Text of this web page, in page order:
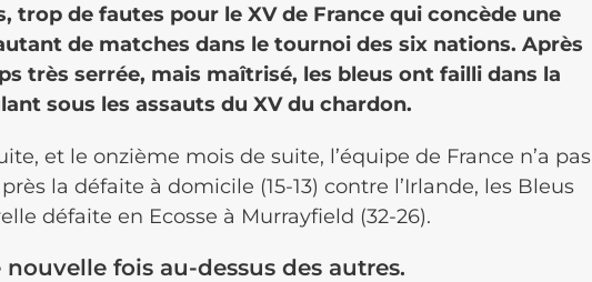
trop de fautes pour le XV de France qui concède une
de matches dans le tournoi des six nations. Après
très serrée, mais maîtrisé, les bleus ont failli dans la
sous les assauts du XV du chardon.
et le onzième mois de suite, l’équipe de France n’a pas
la défaite à domicile (15-13) contre l’Irlande, les Bleus
défaite en Ecosse à Murrayfield (32-26).
fois au-dessus des autres.